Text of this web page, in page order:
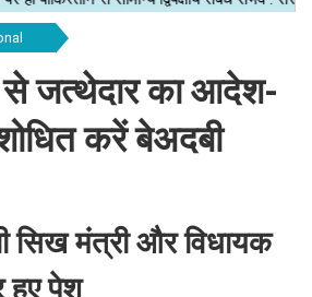
जत्थेदार का आदेश-
करें बेअदबी
सिख मंत्री और विधायक
हुए पेश